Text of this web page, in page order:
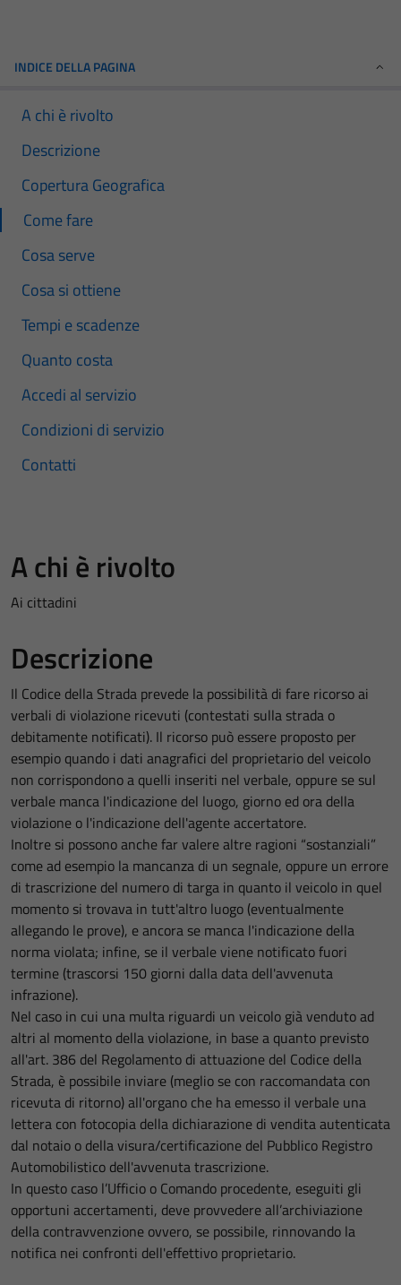
INDICE DELLA PAGINA
A chi è rivolto
Descrizione
Copertura Geografica
Come fare
Cosa serve
Cosa si ottiene
Tempi e scadenze
Quanto costa
Accedi al servizio
Condizioni di servizio
Contatti
A chi è rivolto
Ai cittadini
Descrizione
Il Codice della Strada prevede la possibilità di fare ricorso ai
verbali di violazione ricevuti (contestati sulla strada o
debitamente notificati). Il ricorso può essere proposto per
esempio quando i dati anagrafici del proprietario del veicolo
non corrispondono a quelli inseriti nel verbale, oppure se sul
verbale manca l'indicazione del luogo, giorno ed ora della
violazione o l'indicazione dell'agente accertatore.
Inoltre si possono anche far valere altre ragioni “sostanziali”
come ad esempio la mancanza di un segnale, oppure un errore
di trascrizione del numero di targa in quanto il veicolo in quel
momento si trovava in tutt'altro luogo (eventualmente
allegando le prove), e ancora se manca l'indicazione della
norma violata; infine, se il verbale viene notificato fuori
termine (trascorsi 150 giorni dalla data dell'avvenuta
infrazione).
Nel caso in cui una multa riguardi un veicolo già venduto ad
altri al momento della violazione, in base a quanto previsto
all'art. 386 del Regolamento di attuazione del Codice della
Strada, è possibile inviare (meglio se con raccomandata con
ricevuta di ritorno) all'organo che ha emesso il verbale una
lettera con fotocopia della dichiarazione di vendita autenticata
dal notaio o della visura/certificazione del Pubblico Registro
Automobilistico dell'avvenuta trascrizione.
In questo caso l’Ufficio o Comando procedente, eseguiti gli
opportuni accertamenti, deve provvedere all’archiviazione
della contravvenzione ovvero, se possibile, rinnovando la
notifica nei confronti dell'effettivo proprietario.